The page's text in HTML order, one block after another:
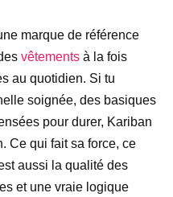
marque de référence
vêtements à la fois
au quotidien. Si tu
soignée, des basiques
pour durer, Kariban
Ce qui fait sa force, ce
aussi la qualité des
et une vraie logique